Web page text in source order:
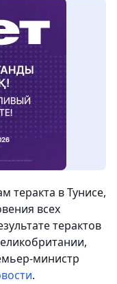
в Тунисе,
всех
терактов
министр
.